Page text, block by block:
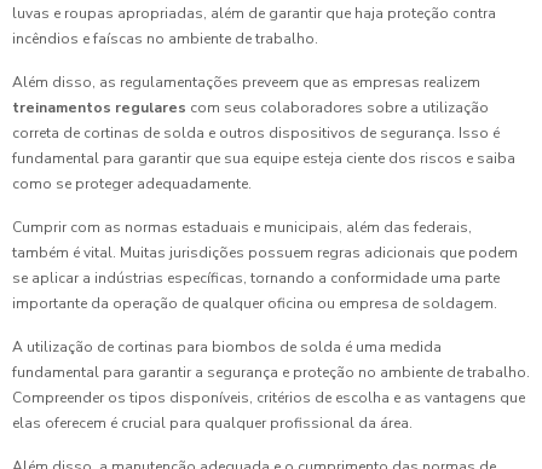
luvas e roupas apropriadas, além de garantir que haja proteção contra
incêndios e faíscas no ambiente de trabalho.
Além disso, as regulamentações preveem que as empresas realizem
treinamentos regulares com seus colaboradores sobre a utilização
correta de cortinas de solda e outros dispositivos de segurança. Isso é
fundamental para garantir que sua equipe esteja ciente dos riscos e saiba
como se proteger adequadamente.
Cumprir com as normas estaduais e municipais, além das federais,
também é vital. Muitas jurisdições possuem regras adicionais que podem
se aplicar a indústrias específicas, tornando a conformidade uma parte
importante da operação de qualquer oficina ou empresa de soldagem.
A utilização de cortinas para biombos de solda é uma medida
fundamental para garantir a segurança e proteção no ambiente de trabalho.
Compreender os tipos disponíveis, critérios de escolha e as vantagens que
elas oferecem é crucial para qualquer profissional da área.